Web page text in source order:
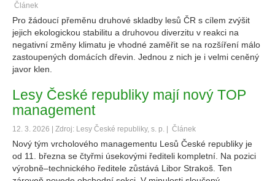
Článek
Pro žádoucí přeměnu druhové skladby lesů ČR s cílem zvýšit
jejich ekologickou stabilitu a druhovou diverzitu v reakci na
negativní změny klimatu je vhodné zaměřit se na rozšíření málo
zastoupených domácích dřevin. Jednou z nich je i velmi ceněný
javor klen.
Lesy České republiky mají nový TOP
management
12. 3. 2026 | Zdroj: Lesy České republiky, s. p. | Článek
Nový tým vrcholového managementu Lesů České republiky je
od 11. března se čtyřmi úsekovými řediteli kompletní. Na pozici
výrobně–technického ředitele zůstává Libor Strakoš. Ten